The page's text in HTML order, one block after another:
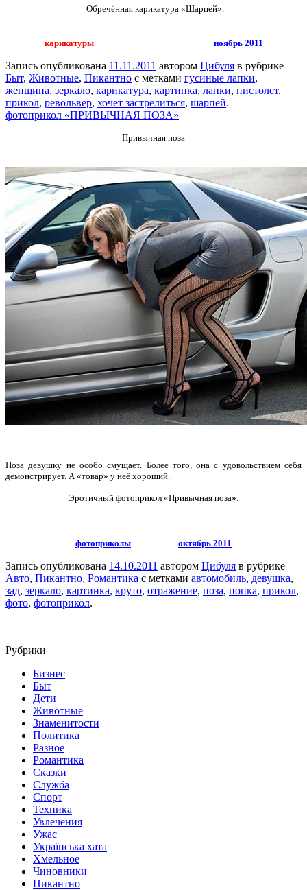
Обречённая карикатура «Шарпей».
карикатуры ноябрь 2011
Запись опубликована 11.11.2011 автором Цибуля в рубрике
Быт, Животные, Пикантно с метками гусиные лапки,
женщина, зеркало, карикатура, картинка, лапки, пистолет,
прикол, револьвер, хочет застрелиться, шарпей.
фотоприкол «ПРИВЫЧНАЯ ПОЗА»
Привычная поза
Поза девушку не особо смущает. Более того, она с удовольствием себя
демонстрирует. А «товар» у неё хороший.
Эротичный фотоприкол «Привычная поза».
фотоприколы октябрь 2011
Запись опубликована 14.10.2011 автором Цибуля в рубрике
Авто, Пикантно, Романтика с метками автомобиль, девушка,
зад, зеркало, картинка, круто, отражение, поза, попка, прикол,
фото, фотоприкол.
Рубрики
Бизнес
Быт
Дети
Животные
Знаменитости
Политика
Разное
Романтика
Сказки
Служба
Спорт
Техника
Увлечения
Ужас
Українська хата
Хмельное
Чиновники
Пикантно